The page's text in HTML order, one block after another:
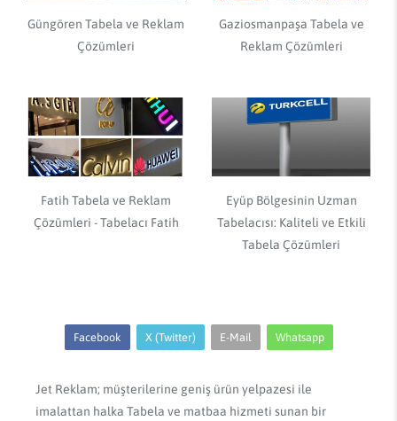
Güngören Tabela ve Reklam
Çözümleri
Gaziosmanpaşa Tabela ve
Reklam Çözümleri
Fatih Tabela ve Reklam
Çözümleri - Tabelacı Fatih
Eyüp Bölgesinin Uzman
Tabelacısı: Kaliteli ve Etkili
Tabela Çözümleri
Facebook X (Twitter) E-Mail Whatsapp
Jet Reklam; müşterilerine geniş ürün yelpazesi ile
imalattan halka Tabela ve matbaa hizmeti sunan bir